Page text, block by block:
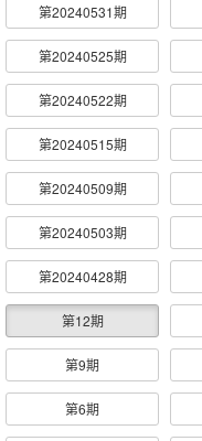
第20240531期
第20240525期
第20240522期
第20240515期
第20240509期
第20240503期
第20240428期
第12期
第9期
第6期